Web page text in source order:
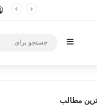
سایدبار
مطالب